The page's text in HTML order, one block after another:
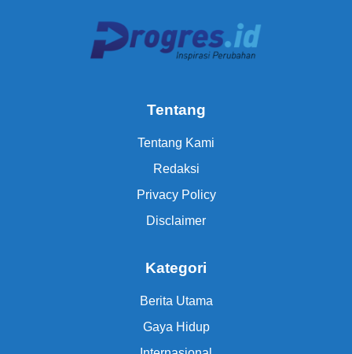
Tentang
Tentang Kami
Redaksi
Privacy Policy
Disclaimer
Kategori
Berita Utama
Gaya Hidup